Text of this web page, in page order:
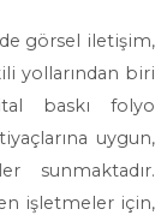
görsel iletişim,
yollarından biri
baskı folyo
uygun,
sunmaktadır.
işletmeler için,